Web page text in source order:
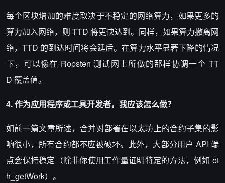
每个区块增加的难度取决于不稳定的网络算力，如果更多的
算力加入网络，则 TTD 将更快达到。同样，如果算力撤离网
络，TTD 的到达时间将会延后。在算力水平显著下降的情况
下，可以像在 Ropsten 测试网上所做的那样协调一个 TT
D 覆盖值。
4. 作为应用程序或工具开发者，我应该怎么做？
如前一篇文章所述，合并对部署在以太坊上的合约子集的影
响很小，所有合约都不应被破坏。此外，大部分用户 API 端
点会保持稳定（除非你使用工作量证明特定的方法，例如 et
h_getWork）。